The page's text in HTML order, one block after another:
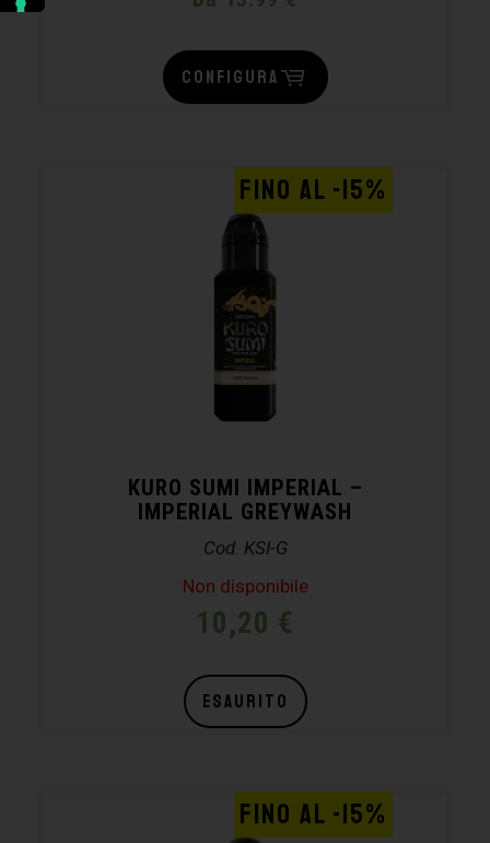
CONFIGURA
KURO SUMI IMPERIAL –
IMPERIAL GREYWASH
Cod. KSI-G
Non disponibile
10,20 €
FINO AL -15%
ESAURITO
FINO AL -15%